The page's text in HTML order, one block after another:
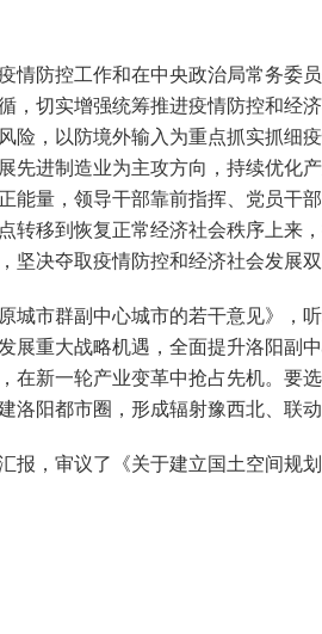
防控工作和在中央政治局常务委
，切实增强统筹推进疫情防控和经
险，以防境外输入为重点抓实抓细
先进制造业为主攻方向，持续优化
量，领导干部靠前指挥、党员干
转移到恢复正常经济社会秩序上来
决夺取疫情防控和经济社会发展双
群副中心城市的若干意见》，
展重大战略机遇，全面提升洛阳副
在新一轮产业变革中抢占先机。要
阳都市圈，形成辐射豫西北、联
审议了《关于建立国土空间规划